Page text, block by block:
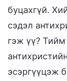
буцахгүй.
сэдэл
гэж үү? Тийм
эсэргүүцэж